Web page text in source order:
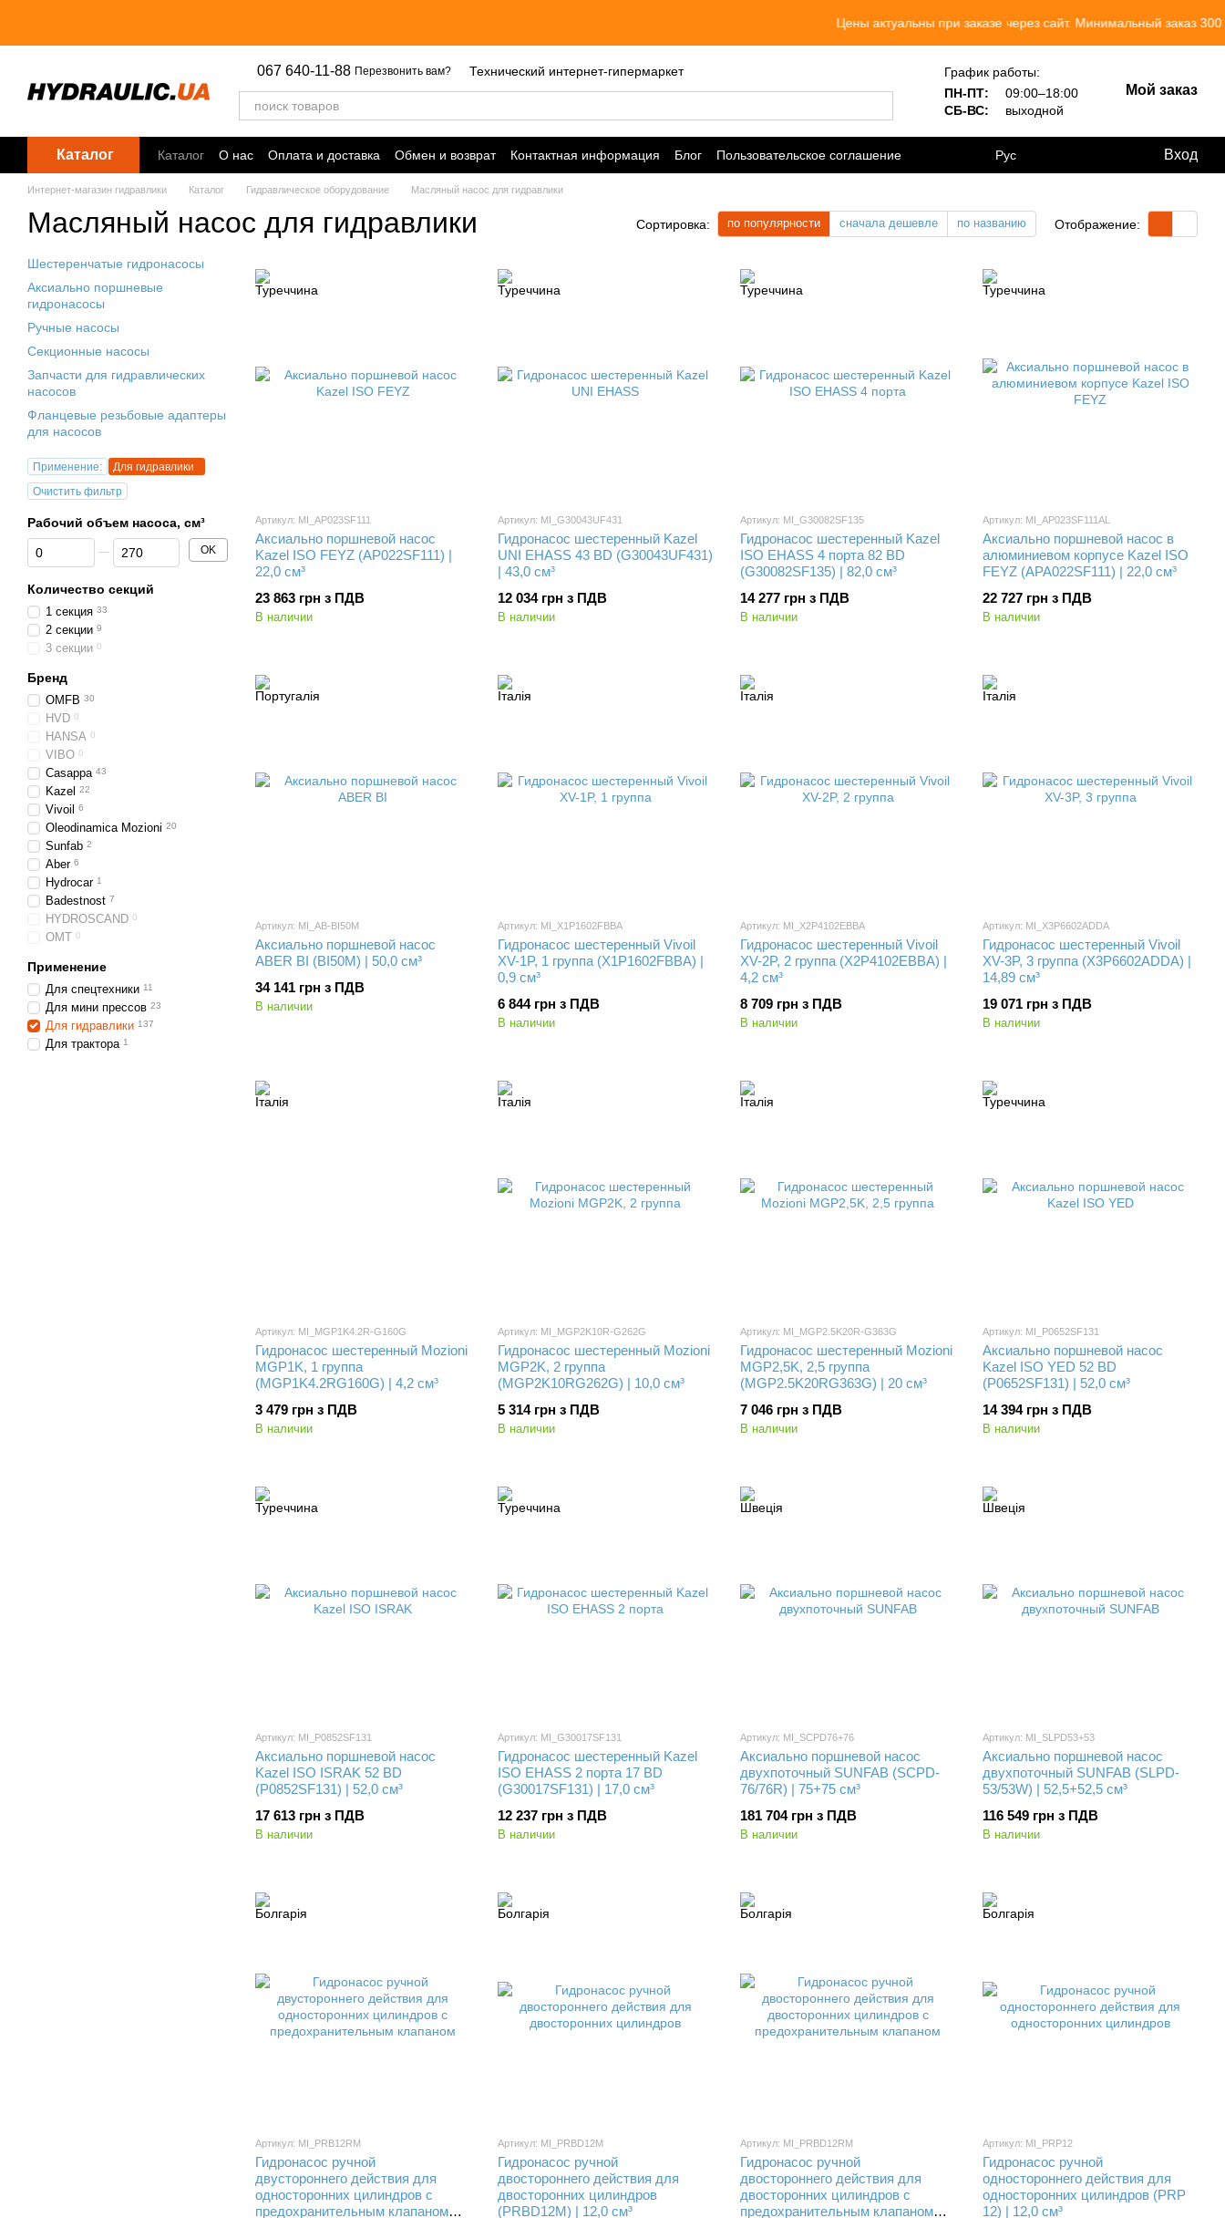
Цены актуальны при заказе через сайт. Минимальный заказ 300 грн.
067 640-11-88 Перезвонить вам? Технический интернет-гипермаркет
График работы:
ПН-ПТ:
09:00–18:00
СБ-ВС:
выходной
Мой заказ
Каталог Каталог О нас Оплата и доставка Обмен и возврат Контактная информация Блог
Пользовательское соглашение
Точки выдачи
Рус Вход
Интернет-магазин гидравлики Каталог Гидравлическое оборудование Масляный насос для гидравлики
Масляный насос для гидравлики Сортировка: по популярности сначала дешевле по названию Отображение:
Артикул: MI_AP023SF111
Аксиально поршневой насос
Kazel ISO FEYZ (AP022SF111) |
22,0 см³
23 863 грн з ПДВ
В наличии
Артикул: MI_G30043UF431
Гидронасос шестеренный Kazel
UNI EHASS 43 BD (G30043UF431)
| 43,0 см³
12 034 грн з ПДВ
В наличии
Артикул: MI_G30082SF135
Гидронасос шестеренный Kazel
ISO EHASS 4 порта 82 BD
(G30082SF135) | 82,0 см³
14 277 грн з ПДВ
В наличии
Артикул: MI_AP023SF111AL
Аксиально поршневой насос в
алюминиевом корпусе Kazel ISO
FEYZ (APA022SF111) | 22,0 см³
22 727 грн з ПДВ
В наличии
Артикул: MI_AB-BI50M
Аксиально поршневой насос
ABER BI (BI50M) | 50,0 см³
34 141 грн з ПДВ
В наличии
Артикул: MI_X1P1602FBBA
Гидронасос шестеренный Vivoil
XV-1P, 1 группа (X1P1602FBBA) |
0,9 см³
6 844 грн з ПДВ
В наличии
Артикул: MI_X2P4102EBBA
Гидронасос шестеренный Vivoil
XV-2P, 2 группа (X2P4102EBBA) |
4,2 см³
8 709 грн з ПДВ
В наличии
Артикул: MI_X3P6602ADDA
Гидронасос шестеренный Vivoil
XV-3P, 3 группа (X3P6602ADDA) |
14,89 см³
19 071 грн з ПДВ
В наличии
Артикул: MI_MGP1K4.2R-G160G
Гидронасос шестеренный Mozioni
MGP1K, 1 группа
(MGP1K4.2RG160G) | 4,2 см³
3 479 грн з ПДВ
В наличии
Артикул: MI_MGP2K10R-G262G
Гидронасос шестеренный Mozioni
MGP2K, 2 группа
(MGP2K10RG262G) | 10,0 см³
5 314 грн з ПДВ
В наличии
Артикул: MI_MGP2.5K20R-G363G
Гидронасос шестеренный Mozioni
MGP2,5K, 2,5 группа
(MGP2.5K20RG363G) | 20 см³
7 046 грн з ПДВ
В наличии
Артикул: MI_P0652SF131
Аксиально поршневой насос
Kazel ISO YED 52 BD
(P0652SF131) | 52,0 см³
14 394 грн з ПДВ
В наличии
Артикул: MI_P0852SF131
Аксиально поршневой насос
Kazel ISO ISRAK 52 BD
(P0852SF131) | 52,0 см³
17 613 грн з ПДВ
В наличии
Артикул: MI_G30017SF131
Гидронасос шестеренный Kazel
ISO EHASS 2 порта 17 BD
(G30017SF131) | 17,0 см³
12 237 грн з ПДВ
В наличии
Артикул: MI_SCPD76+76
Аксиально поршневой насос
двухпоточный SUNFAB (SCPD-
76/76R) | 75+75 см³
181 704 грн з ПДВ
В наличии
Артикул: MI_SLPD53+53
Аксиально поршневой насос
двухпоточный SUNFAB (SLPD-
53/53W) | 52,5+52,5 см³
116 549 грн з ПДВ
В наличии
Артикул: MI_PRB12RM
Гидронасос ручной
двустороннего действия для
односторонних цилиндров с
предохранительным клапаном
Артикул: MI_PRBD12M
Гидронасос ручной
двостороннего действия для
двосторонних цилиндров
(PRBD12M) | 12,0 см³
Артикул: MI_PRBD12RM
Гидронасос ручной
двостороннего действия для
двосторонних цилиндров с
предохранительным клапаном
Артикул: MI_PRP12
Гидронасос ручной
одностороннего действия для
односторонних цилиндров (PRP
12) | 12,0 см³
Шестеренчатые гидронасосы
Аксиально поршневые
гидронасосы
Ручные насосы
Секционные насосы
Запчасти для гидравлических
насосов
Фланцевые резьбовые адаптеры
для насосов
Применение:
Для гидравлики
Очистить фильтр
Рабочий объем насоса, см³
От Рабочий объем насоса, см³
До Рабочий объем насоса, см³
OK
Количество секций
1 секция 33
2 секции 9
3 секции 0
Бренд
OMFB 30
HVD 0
HANSA 0
VIBO 0
Casappa 43
Kazel 22
Vivoil 6
Oleodinamica Mozioni 20
Sunfab 2
Aber 6
Hydrocar 1
Badestnost 7
HYDROSCAND 0
OMT 0
Применение
Для спецтехники 11
Для мини прессов 23
Для гидравлики 137
Для трактора 1